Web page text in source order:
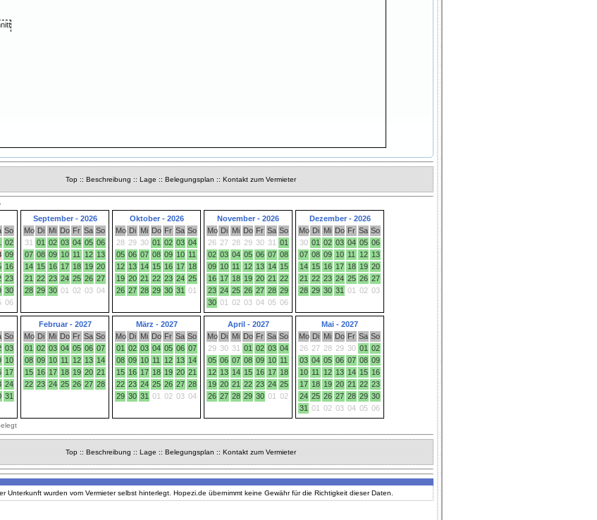
Top:: Beschreibung :: Lage :: Belegungsplan :: Kontakt zum Vermieter
So
02
09
16
23
30
06
September - 2026
Mo Di Mi Do Fr Sa So
31 01 02 03 04 05 06
07 08 09 10 11 12 13
14 15 16 17 18 19 20
21 22 23 24 25 26 27
28 29 30 01 02 03 04
Oktober - 2026
Mo Di Mi Do Fr Sa So
28 29 30 01 02 03 04
05 06 07 08 09 10 11
12 13 14 15 16 17 18
19 20 21 22 23 24 25
26 27 28 29 30 31 01
November - 2026
Mo Di Mi Do Fr Sa So
26 27 28 29 30 31 01
02 03 04 05 06 07 08
09 10 11 12 13 14 15
16 17 18 19 20 21 22
23 24 25 26 27 28 29
30 01 02 03 04 05 06
Dezember - 2026
Mo Di Mi Do Fr Sa So
30 01 02 03 04 05 06
07 08 09 10 11 12 13
14 15 16 17 18 19 20
21 22 23 24 25 26 27
28 29 30 31 01 02 03
So
03
10
17
24
31
Februar - 2027
Mo Di Mi Do Fr Sa So
01 02 03 04 05 06 07
08 09 10 11 12 13 14
15 16 17 18 19 20 21
22 23 24 25 26 27 28
März - 2027
Mo Di Mi Do Fr Sa So
01 02 03 04 05 06 07
08 09 10 11 12 13 14
15 16 17 18 19 20 21
22 23 24 25 26 27 28
29 30 31 01 02 03 04
April - 2027
Mo Di Mi Do Fr Sa So
29 30 31 01 02 03 04
05 06 07 08 09 10 11
12 13 14 15 16 17 18
19 20 21 22 23 24 25
26 27 28 29 30 01 02
Mai - 2027
Mo Di Mi Do Fr Sa So
26 27 28 29 30 01 02
03 04 05 06 07 08 09
10 11 12 13 14 15 16
17 18 19 20 21 22 23
24 25 26 27 28 29 30
31 01 02 03 04 05 06
Top:: Beschreibung :: Lage :: Belegungsplan :: Kontakt zum Vermieter
Unterkunft wurden vom Vermieter selbst hinterlegt. Hopezi.de übernimmt keine Gewähr für die Richtigkeit dieser Daten.